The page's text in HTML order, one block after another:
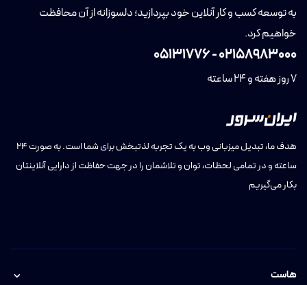
به توسعه کسب و کار آنلاین خود بپردازید؛ دلسوزانه از آن محافظت
خواهیم کرد.
02158983000
-
05131776
7 روز هفته و 24 ساعته
هدف ما، تبدیل میزبانی وب به یک تجربه لذتبخش برای شما است. به صورت ۲۴
ساعته و در تمامی لحظات، توان و تلاشمان را در جهت حفاظت از دارایی آنلاینتان
بکار می‌گیریم
هاست